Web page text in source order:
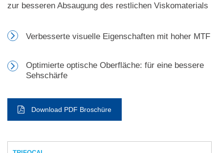
zur besseren Absaugung des restlichen Viskomaterials
Verbesserte visuelle Eigenschaften mit hoher MTF
Optimierte optische Oberfläche: für eine bessere
Sehschärfe
Download PDF Broschüre